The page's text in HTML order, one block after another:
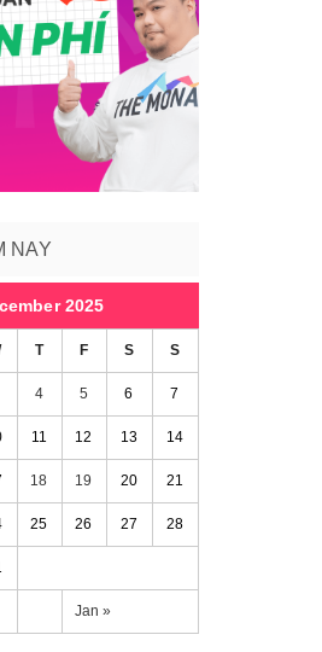
NAY
2025
T F S S
Jan »
4 5 6 7
11 12 13 14
18 19 20 21
25 26 27 28